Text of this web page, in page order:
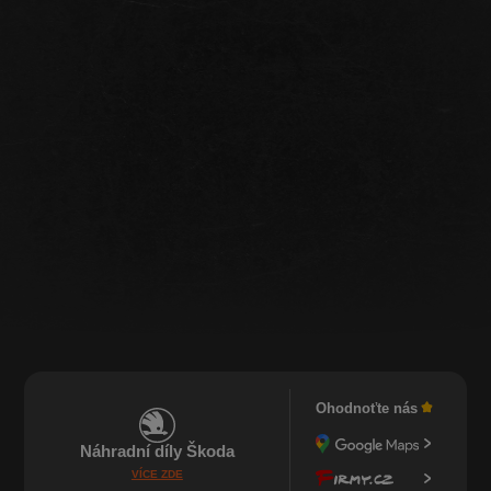
Náhradní díly Škoda
VÍCE ZDE
Ohodnoťte nás